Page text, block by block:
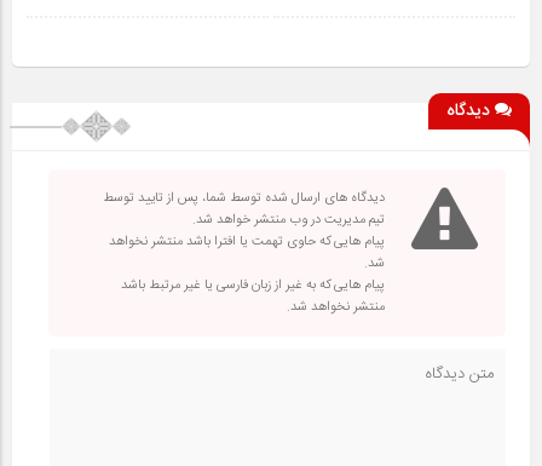
دیدگاه
دیدگاه های ارسال شده توسط شما، پس از تایید توسط
تیم مدیریت در وب منتشر خواهد شد.
پیام هایی که حاوی تهمت یا افترا باشد منتشر نخواهد
شد.
پیام هایی که به غیر از زبان فارسی یا غیر مرتبط باشد
منتشر نخواهد شد.